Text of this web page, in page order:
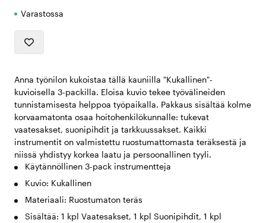
Varastossa
Anna työnilon kukoistaa tällä kauniilla "Kukallinen"-
kuvioisella 3-packilla. Eloisa kuvio tekee työvälineiden
tunnistamisesta helppoa työpaikalla. Pakkaus sisältää kolme
korvaamatonta osaa hoitohenkilökunnalle: tukevat
vaatesakset, suonipihdit ja tarkkuussakset. Kaikki
instrumentit on valmistettu ruostumattomasta teräksestä ja
niissä yhdistyy korkea laatu ja persoonallinen tyyli.
Käytännöllinen 3-pack instrumentteja
Kuvio: Kukallinen
Materiaali: Ruostumaton teräs
Sisältää: 1 kpl Vaatesakset, 1 kpl Suonipihdit, 1 kpl